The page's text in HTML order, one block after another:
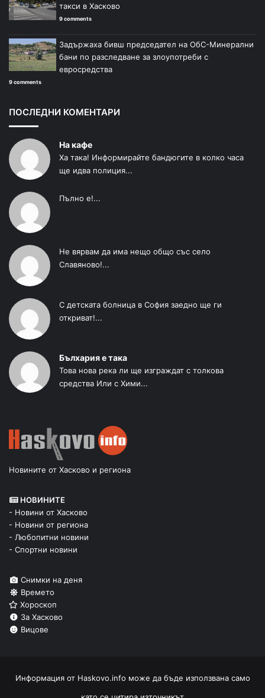
такси в Хасково
9 comments
Задържаха бивш председател на ОбС-Минерални
бани по разследване за злоупотреби с
евросредства
9 comments
ПОСЛЕДНИ КОМЕНТАРИ
На кафе
Ха така! Информирайте бандюгите в колко часа
ще идва полиция...
Пълно е!...
Не вярвам да има нещо общо със село
Славяново!...
С детската болница в София заедно ще ги
откриват!...
Бълхария е така
Това нова река ли ще изграждат с толкова
средства Или с Хими...
Новините от Хасково и региона
НОВИНИТЕ
- Новини от Хасково
- Новини от региона
- Любопитни новини
- Спортни новини
Снимки на деня
Времето
Хороскоп
За Хасково
Вицове
Информация от Haskovo.info може да бъде използвана само